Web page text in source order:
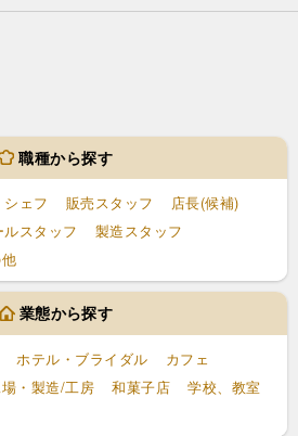
職種から探す
シェフ 販売スタッフ
店長(候補)
ルスタッフ
製造スタッフ
業態から探す
ホテル・ブライダル
カフェ
・製造/工房 和菓子店
学校、教室